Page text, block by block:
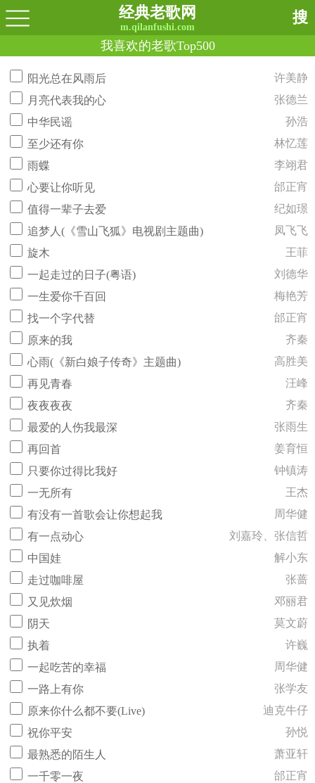
经典老歌网
m.qilanfushi.com
搜
我喜欢的老歌Top500
阳光总在风雨后
许美静
月亮代表我的心
张德兰
中华民谣
孙浩
至少还有你
林忆莲
雨蝶
李翊君
心要让你听见
邰正宵
值得一辈子去爱
纪如璟
追梦人(《雪山飞狐》电视剧主题曲)
凤飞飞
旋木
王菲
一起走过的日子(粤语)
刘德华
一生爱你千百回
梅艳芳
找一个字代替
邰正宵
原来的我
齐秦
心雨(《新白娘子传奇》主题曲)
高胜美
再见青春
汪峰
夜夜夜夜
齐秦
最爱的人伤我最深
张雨生
再回首
姜育恒
只要你过得比我好
钟镇涛
一无所有
王杰
有没有一首歌会让你想起我
周华健
有一点动心
刘嘉玲、张信哲
中国娃
解小东
走过咖啡屋
张蔷
又见炊烟
邓丽君
阴天
莫文蔚
执着
许巍
一起吃苦的幸福
周华健
一路上有你
张学友
原来你什么都不要(Live)
迪克牛仔
祝你平安
孙悦
最熟悉的陌生人
萧亚轩
一千零一夜
邰正宵